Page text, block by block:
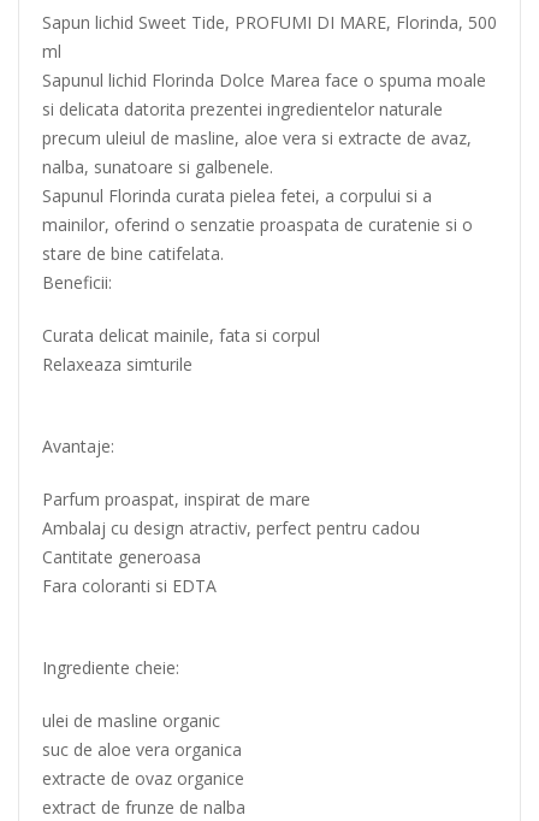
Sapun lichid Sweet Tide, PROFUMI DI MARE, Florinda, 500
ml
Sapunul lichid Florinda Dolce Marea face o spuma moale
si delicata datorita prezentei ingredientelor naturale
precum uleiul de masline, aloe vera si extracte de avaz,
nalba, sunatoare si galbenele.
Sapunul Florinda curata pielea fetei, a corpului si a
mainilor, oferind o senzatie proaspata de curatenie si o
stare de bine catifelata.
Beneficii:
Curata delicat mainile, fata si corpul
Relaxeaza simturile
Avantaje:
Parfum proaspat, inspirat de mare
Ambalaj cu design atractiv, perfect pentru cadou
Cantitate generoasa
Fara coloranti si EDTA
Ingrediente cheie:
ulei de masline organic
suc de aloe vera organica
extracte de ovaz organice
extract de frunze de nalba